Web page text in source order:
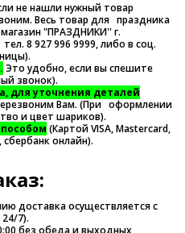
не нашли нужный товар
Весь товар для праздника
"ПРАЗДНИКИ'' г.
8 927 996 9999, либо в соц.
Это удобно, если вы спешите
звонок).
для уточнения деталей
Вам. (При оформлении
и цвет шариков).
(Картой VISA, Mastercard,
онлайн).
доставка осуществляется с
7).
без обеда и выходных